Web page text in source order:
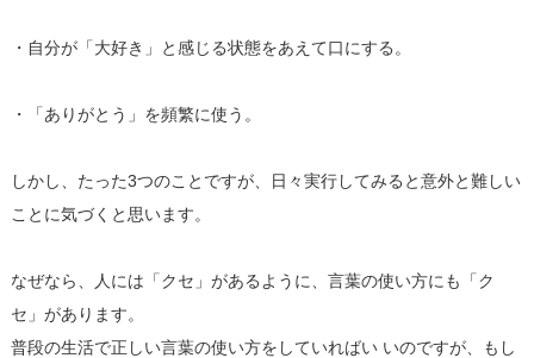
・自分が「大好き」と感じる状態をあえて口にする。
・「ありがとう」を頻繁に使う。
しかし、たった3つのことですが、日々実行してみると意外と難しい
ことに気づくと思います。
なぜなら、人には「クセ」があるように、言葉の使い方にも「ク
セ」があります。
普段の生活で正しい言葉の使い方をしていればい いのですが、もし